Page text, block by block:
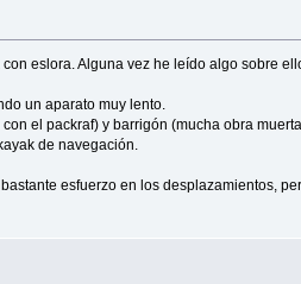
eslora. Alguna vez he leído algo sobre
un aparato muy lento.
el packraf) y barrigón (mucha obra
de navegación.
esfuerzo en los desplazamientos,